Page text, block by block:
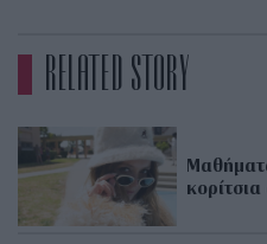
RELATED STORY